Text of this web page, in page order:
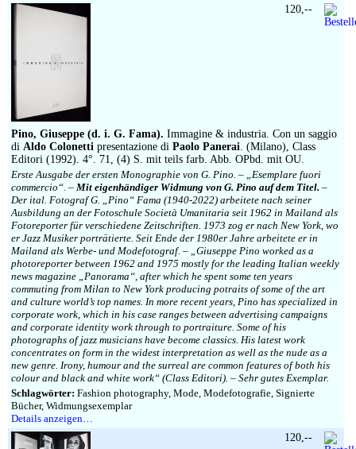
Pino, Giuseppe (d. i. G. Fama). Immagine & industria. Con un saggio
di Aldo Colonetti presentazione di Paolo Panerai. (Milano), Class
Editori (1992). 4°. 71, (4) S. mit teils farb. Abb. OPbd. mit OU.
Erste Ausgabe der ersten Monographie von G. Pino. – „Esemplare fuori
commercio“. – Mit eigenhändiger Widmung von G. Pino auf dem Titel. –
Der ital. Fotograf G. „Pino“ Fama (1940-2022) arbeitete nach seiner
Ausbildung an der Fotoschule Società Umanitaria seit 1962 in Mailand als
Fotoreporter für verschiedene Zeitschriften. 1973 zog er nach New York, wo
er Jazz Musiker porträtierte. Seit Ende der 1980er Jahre arbeitete er in
Mailand als Werbe- und Modefotograf. – „Giuseppe Pino worked as a
photoreporter between 1962 and 1975 mostly for the leading Italian weekly
news magazine „Panorama“, after which he spent some ten years
commuting from Milan to New York producing potraits of some of the art
and culture world’s top names. In more recent years, Pino has specialized in
corporate work, which in his case ranges between advertising campaigns
and corporate identity work through to portraiture. Some of his
photographs of jazz musicians have become classics. His latest work
concentrates on form in the widest interpretation as well as the nude as a
new genre. Irony, humour and the surreal are common features of both his
colour and black and white work“ (Class Editori). – Sehr gutes Exemplar.
Schlagwörter: Fashion photography, Mode, Modefotografie, Signierte
Bücher, Widmungsexemplar
Details anzeigen…
120,--
120,--